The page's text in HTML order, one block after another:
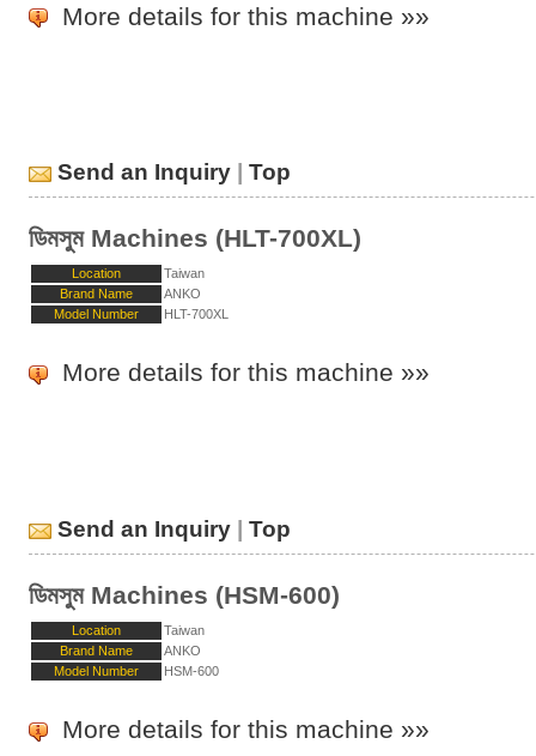
More details for this machine »»
Send an Inquiry | Top
ডিমসুম Machines (HLT-700XL)
Location
Taiwan
Brand Name
ANKO
Model Number
HLT-700XL
More details for this machine »»
Send an Inquiry | Top
ডিমসুম Machines (HSM-600)
Location
Taiwan
Brand Name
ANKO
Model Number
HSM-600
More details for this machine »»